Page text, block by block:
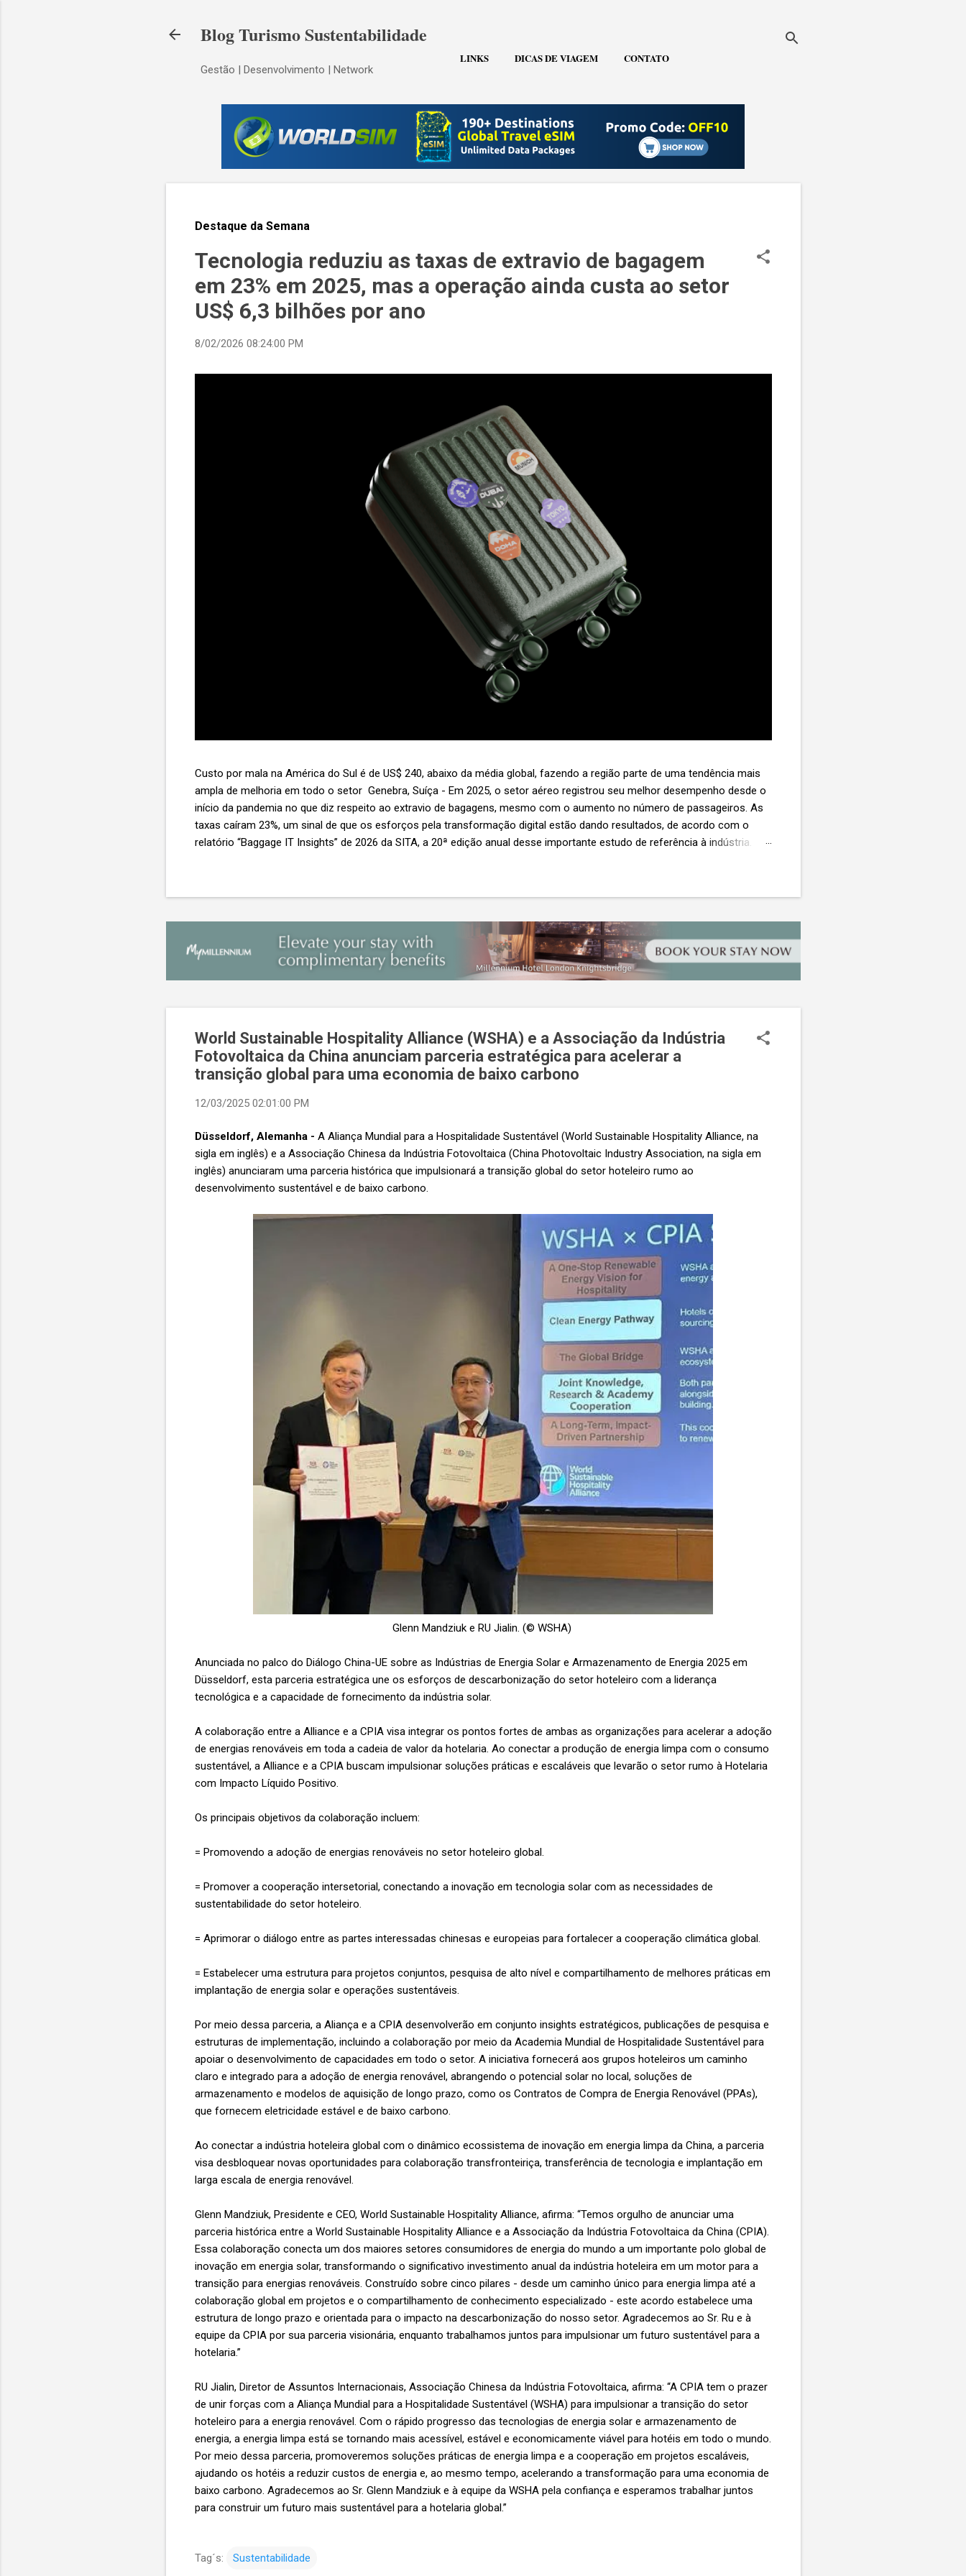
Blog Turismo Sustentabilidade
Gestão | Desenvolvimento | Network
LINKS DICAS DE VIAGEM CONTATO
Destaque da Semana
Tecnologia reduziu as taxas de extravio de bagagem
em 23% em 2025, mas a operação ainda custa ao setor
US$ 6,3 bilhões por ano
8/02/2026 08:24:00 PM
Custo por mala na América do Sul é de US$ 240, abaixo da média global, fazendo a região parte de uma tendência mais
ampla de melhoria em todo o setor Genebra, Suíça - Em 2025, o setor aéreo registrou seu melhor desempenho desde o
início da pandemia no que diz respeito ao extravio de bagagens, mesmo com o aumento no número de passageiros. As
taxas caíram 23%, um sinal de que os esforços pela transformação digital estão dando resultados, de acordo com o
relatório “Baggage IT Insights” de 2026 da SITA, a 20ª edição anual desse importante estudo de referência à indústria. (©
lucro líquido médio de apenas US$ 8 por passageiro, uma mala extraviada anula o lucro de mais de 30 assentos vendidos,
World Sustainable Hospitality Alliance (WSHA) e a Associação da Indústria
Fotovoltaica da China anunciam parceria estratégica para acelerar a
transição global para uma economia de baixo carbono
12/03/2025 02:01:00 PM
Düsseldorf, Alemanha - A Aliança Mundial para a Hospitalidade Sustentável (World Sustainable Hospitality Alliance, na
sigla em inglês) e a Associação Chinesa da Indústria Fotovoltaica (China Photovoltaic Industry Association, na sigla em
inglês) anunciaram uma parceria histórica que impulsionará a transição global do setor hoteleiro rumo ao
desenvolvimento sustentável e de baixo carbono.
Glenn Mandziuk e RU Jialin. (© WSHA)
Anunciada no palco do Diálogo China-UE sobre as Indústrias de Energia Solar e Armazenamento de Energia 2025 em
Düsseldorf, esta parceria estratégica une os esforços de descarbonização do setor hoteleiro com a liderança
tecnológica e a capacidade de fornecimento da indústria solar.
A colaboração entre a Alliance e a CPIA visa integrar os pontos fortes de ambas as organizações para acelerar a adoção
de energias renováveis ​​em toda a cadeia de valor da hotelaria. Ao conectar a produção de energia limpa com o consumo
sustentável, a Alliance e a CPIA buscam impulsionar soluções práticas e escaláveis ​​que levarão o setor rumo à Hotelaria
com Impacto Líquido Positivo.
Os principais objetivos da colaboração incluem:
= Promovendo a adoção de energias renováveis ​​no setor hoteleiro global.
= Promover a cooperação intersetorial, conectando a inovação em tecnologia solar com as necessidades de
sustentabilidade do setor hoteleiro.
= Aprimorar o diálogo entre as partes interessadas chinesas e europeias para fortalecer a cooperação climática global.
= Estabelecer uma estrutura para projetos conjuntos, pesquisa de alto nível e compartilhamento de melhores práticas em
implantação de energia solar e operações sustentáveis.
Por meio dessa parceria, a Aliança e a CPIA desenvolverão em conjunto insights estratégicos, publicações de pesquisa e
estruturas de implementação, incluindo a colaboração por meio da Academia Mundial de Hospitalidade Sustentável para
apoiar o desenvolvimento de capacidades em todo o setor. A iniciativa fornecerá aos grupos hoteleiros um caminho
claro e integrado para a adoção de energia renovável, abrangendo o potencial solar no local, soluções de
armazenamento e modelos de aquisição de longo prazo, como os Contratos de Compra de Energia Renovável (PPAs),
que fornecem eletricidade estável e de baixo carbono.
Ao conectar a indústria hoteleira global com o dinâmico ecossistema de inovação em energia limpa da China, a parceria
visa desbloquear novas oportunidades para colaboração transfronteiriça, transferência de tecnologia e implantação em
larga escala de energia renovável.
Glenn Mandziuk, Presidente e CEO, World Sustainable Hospitality Alliance, afirma: “Temos orgulho de anunciar uma
parceria histórica entre a World Sustainable Hospitality Alliance e a Associação da Indústria Fotovoltaica da China (CPIA).
Essa colaboração conecta um dos maiores setores consumidores de energia do mundo a um importante polo global de
inovação em energia solar, transformando o significativo investimento anual da indústria hoteleira em um motor para a
transição para energias renováveis. Construído sobre cinco pilares - desde um caminho único para energia limpa até a
colaboração global em projetos e o compartilhamento de conhecimento especializado - este acordo estabelece uma
estrutura de longo prazo e orientada para o impacto na descarbonização do nosso setor. Agradecemos ao Sr. Ru e à
equipe da CPIA por sua parceria visionária, enquanto trabalhamos juntos para impulsionar um futuro sustentável para a
hotelaria.”
RU Jialin, Diretor de Assuntos Internacionais, Associação Chinesa da Indústria Fotovoltaica, afirma: “A CPIA tem o prazer
de unir forças com a Aliança Mundial para a Hospitalidade Sustentável (WSHA) para impulsionar a transição do setor
hoteleiro para a energia renovável. Com o rápido progresso das tecnologias de energia solar e armazenamento de
energia, a energia limpa está se tornando mais acessível, estável e economicamente viável para hotéis em todo o mundo.
Por meio dessa parceria, promoveremos soluções práticas de energia limpa e a cooperação em projetos escaláveis,
ajudando os hotéis a reduzir custos de energia e, ao mesmo tempo, acelerando a transformação para uma economia de
baixo carbono. Agradecemos ao Sr. Glenn Mandziuk e à equipe da WSHA pela confiança e esperamos trabalhar juntos
para construir um futuro mais sustentável para a hotelaria global.”
Tag´s: Sustentabilidade